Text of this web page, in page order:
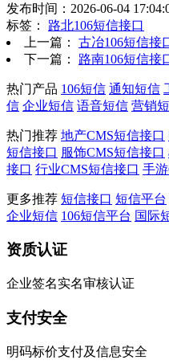
发布时间：2026-06-04
标签： 路北106短信接口
上一篇： 古冶106短信接
下一篇： 路南106短信接
热门产品 106短信 通知短信
信 企业短信 语音短信 营销
热门推荐 地产CMS短信接口
短信接口 服饰CMS短信接口
接口 行业CMS短信接口 手
更多推荐 短信接口 短信平台
企业短信 106短信平台 国际
资质认证
企业签名实名审核认证
支付安全
明码标价支付及信息安全